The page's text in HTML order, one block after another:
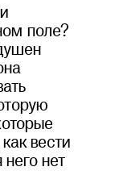
поле?
вести
нет